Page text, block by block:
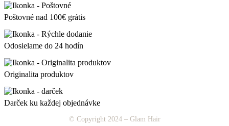
Poštovné nad 100€ grátis
Odosielame do 24 hodín
Originalita produktov
Darček ku každej objednávke
© Copyright 2024 – Glam Hair